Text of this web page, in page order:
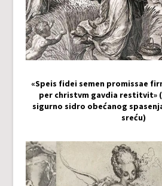
«Speis fidei semen promissae
per christvm gavdia restitvit»
sigurno sidro obećanog
sreću)